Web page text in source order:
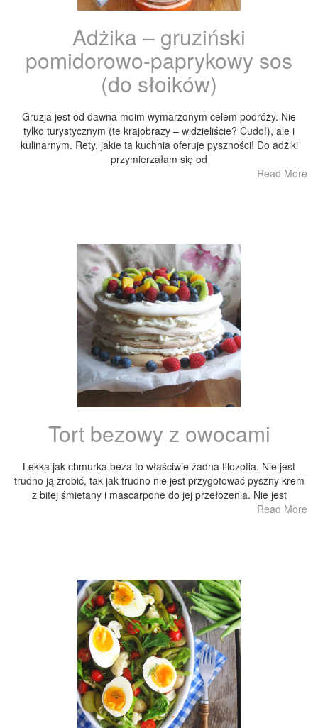
Adżika – gruziński
pomidorowo-paprykowy sos
(do słoików)
Gruzja jest od dawna moim wymarzonym celem podróży. Nie
tylko turystycznym (te krajobrazy – widzieliście? Cudo!), ale i
kulinarnym. Rety, jakie ta kuchnia oferuje pyszności! Do adżiki
przymierzałam się od
Read More
Tort bezowy z owocami
Lekka jak chmurka beza to właściwie żadna filozofia. Nie jest
trudno ją zrobić, tak jak trudno nie jest przygotować pyszny krem
z bitej śmietany i mascarpone do jej przełożenia. Nie jest
Read More